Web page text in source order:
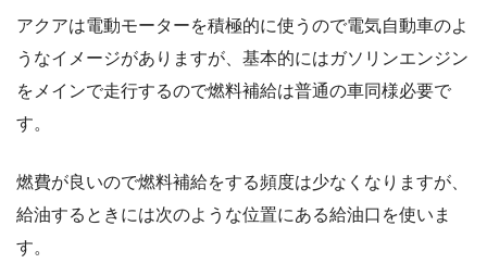
アクアは電動モーターを積極的に使うので電気自動車のよ
うなイメージがありますが、基本的にはガソリンエンジン
をメインで走行するので燃料補給は普通の車同様必要で
す。
燃費が良いので燃料補給をする頻度は少なくなりますが、
給油するときには次のような位置にある給油口を使いま
す。